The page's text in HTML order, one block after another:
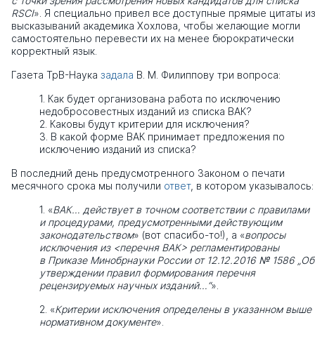
RSCI». Я специально привел все доступные прямые цитаты из
высказываний академика Хохлова, чтобы желающие могли
самостоятельно перевести их на менее бюрократически
корректный язык.
Газета ТрВ-Наука задала В. М. Филиппову три вопроса:
1. Как будет организована работа по исключению
недобросовестных изданий из списка ВАК?
2. Каковы будут критерии для исключения?
3. В какой форме ВАК принимает предложения по
исключению изданий из списка?
В последний день предусмотренного Законом о печати
месячного срока мы получили ответ, в котором указывалось:
1. «ВАК… действует в точном соответствии с правилами
и процедурами, предусмотренными действующим
законодательством» (вот спасибо-то!), а «вопросы
исключения из <перечня ВАК> регламентированы
в Приказе Минобрнауки России от 12.12.2016 № 1586 „Об
утверждении правил формирования перечня
рецензируемых научных изданий…“».
2. «Критерии исключения определены в указанном выше
нормативном документе».